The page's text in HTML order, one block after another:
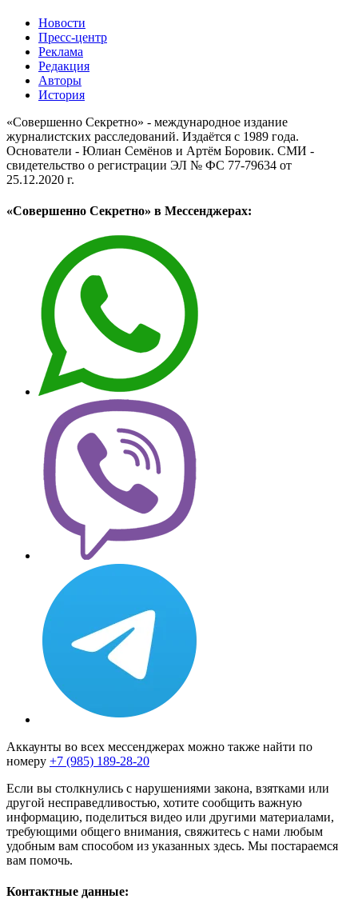
Новости
Пресс-центр
Реклама
Редакция
Авторы
История
«Совершенно Секретно» - международное издание
журналистских расследований. Издаётся с 1989 года.
Основатели - Юлиан Семёнов и Артём Боровик. CМИ -
свидетельство о регистрации ЭЛ № ФС 77-79634 от
25.12.2020 г.
«Совершенно Секретно» в Мессенджерах:
Аккаунты во всех мессенджерах можно также найти по
номеру +7 (985) 189-28-20
Если вы столкнулись с нарушениями закона, взятками или
другой несправедливостью, хотите сообщить важную
информацию, поделиться видео или другими материалами,
требующими общего внимания, свяжитесь с нами любым
удобным вам способом из указанных здесь. Мы постараемся
вам помочь.
Контактные данные: